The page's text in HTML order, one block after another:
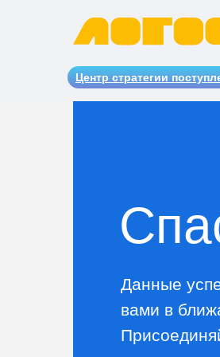
Центр стратегии
Данные
вами в